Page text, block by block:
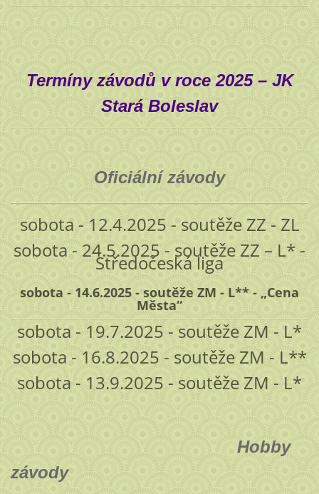
Termíny závodů v roce 2025 – JK
Stará Boleslav
Oficiální závody
sobota - 12.4.2025 - soutěže ZZ - ZL
sobota - 24.5.2025 - soutěže ZZ – L* -
Středočeská liga
sobota - 14.6.2025 - soutěže ZM - L** - „Cena
Města“
sobota - 19.7.2025 - soutěže ZM - L*
sobota - 16.8.2025 - soutěže ZM - L**
sobota - 13.9.2025 - soutěže ZM - L*
Hobby
závody